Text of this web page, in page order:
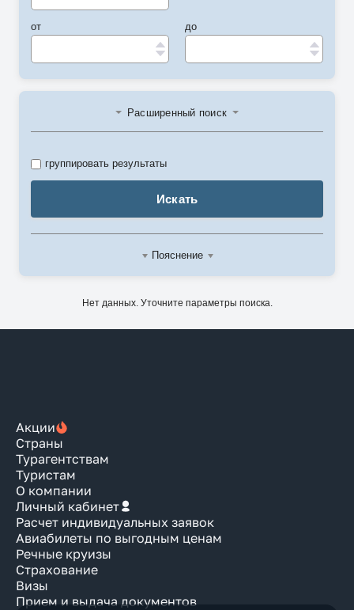
от до
Расширенный поиск
Искать
группировать результаты
Пояснение
Нет данных. Уточните параметры поиска.
Акции
Страны
Турагентствам
Туристам
О компании
Личный кабинет
Расчет индивидуальных заявок
Авиабилеты по выгодным ценам
Речные круизы
Страхование
Визы
Прием и выдача документов